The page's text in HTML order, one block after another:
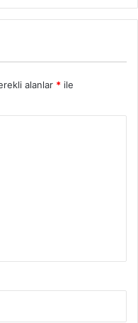
alanlar * ile